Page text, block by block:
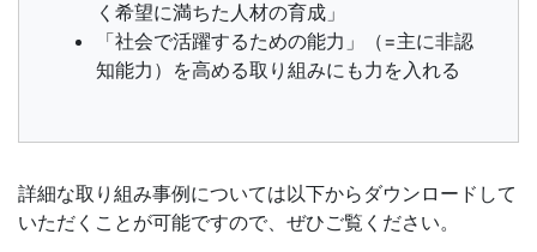
ス
を
く希望に満ちた人材の育成」
「社会で活躍するための能力」（=主に非認
知能力）を高める取り組みにも力を入れる
詳細な取り組み事例については以下からダウンロードして
いただくことが可能ですので、ぜひご覧ください。